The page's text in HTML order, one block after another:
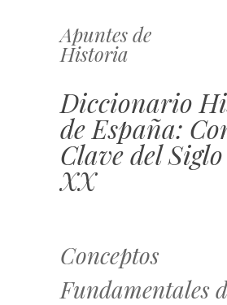
Apuntes de
Historia
Saltar
al
Diccionario
de España:
Clave del
XX
Conceptos
Fundamentales